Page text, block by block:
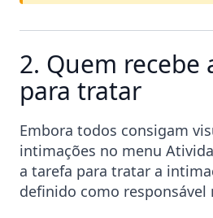
2. Quem recebe
para tratar
Embora todos consigam
intimações no menu
a tarefa para tratar a
definido como responsável